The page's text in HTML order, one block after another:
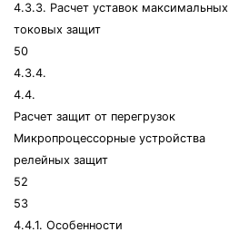
4.3.3. Расчет уставок максимальных
токовых защит
50
4.3.4.
4.4.
Расчет защит от перегрузок
Микропроцессорные устройства
релейных защит
52
53
4.4.1. Особенности